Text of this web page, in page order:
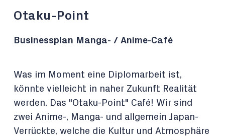
Otaku-Point
Businessplan Manga- / Anime-Café
Was im Moment eine Diplomarbeit ist,
könnte vielleicht in naher Zukunft Realität
werden. Das "Otaku-Point" Café! Wir sind
zwei Anime-, Manga- und allgemein Japan-
Verrückte, welche die Kultur und Atmosphäre